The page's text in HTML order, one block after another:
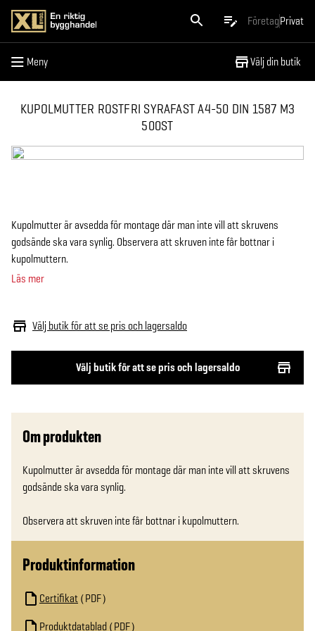
FöretagPrivat
Meny Välj din butik
Meny
KUPOLMUTTER ROSTFRI SYRAFAST A4-50 DIN 1587 M3
500ST
Välj butik för att se pris och lagersaldo
Välj butik för att se pris och lagersaldo
Kupolmutter är avsedda för montage där man inte vill att skruvens
godsände ska vara synlig. Observera att skruven inte får bottnar i
kupolmuttern.
Läs mer
Om produkten
Kupolmutter är avsedda för montage där man inte vill att skruvens
godsände ska vara synlig.
Observera att skruven inte får bottnar i kupolmuttern.
Produktinformation
Certifikat PDF
Produktdatablad PDF